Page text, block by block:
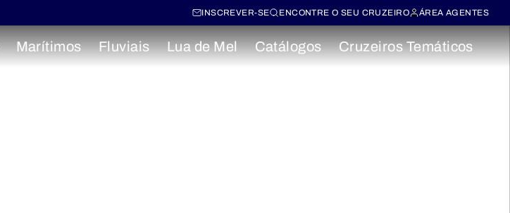
INSCREVER-SE ENCONTRE O SEU CRUZEIRO ÁREA AGENTES
Marítimos Fluviais Lua de Mel Catálogos Cruzeiros Temáticos